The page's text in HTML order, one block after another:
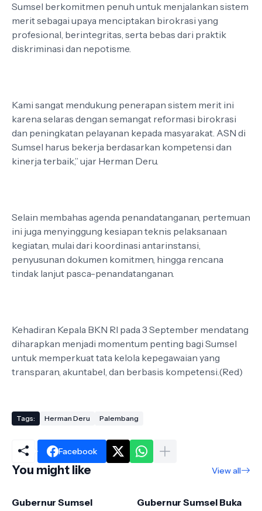
Sumsel berkomitmen penuh untuk menjalankan sistem
merit sebagai upaya menciptakan birokrasi yang
profesional, berintegritas, serta bebas dari praktik
diskriminasi dan nepotisme.
Kami sangat mendukung penerapan sistem merit ini
karena selaras dengan semangat reformasi birokrasi
dan peningkatan pelayanan kepada masyarakat. ASN di
Sumsel harus bekerja berdasarkan kompetensi dan
kinerja terbaik,” ujar Herman Deru.
Selain membahas agenda penandatanganan, pertemuan
ini juga menyinggung kesiapan teknis pelaksanaan
kegiatan, mulai dari koordinasi antarinstansi,
penyusunan dokumen komitmen, hingga rencana
tindak lanjut pasca-penandatanganan.
Kehadiran Kepala BKN RI pada 3 September mendatang
diharapkan menjadi momentum penting bagi Sumsel
untuk memperkuat tata kelola kepegawaian yang
transparan, akuntabel, dan berbasis kompetensi.(Red)
Tags: Herman Deru Palembang
Facebook
You might like View all
Gubernur Sumsel
Gubernur Sumsel Buka